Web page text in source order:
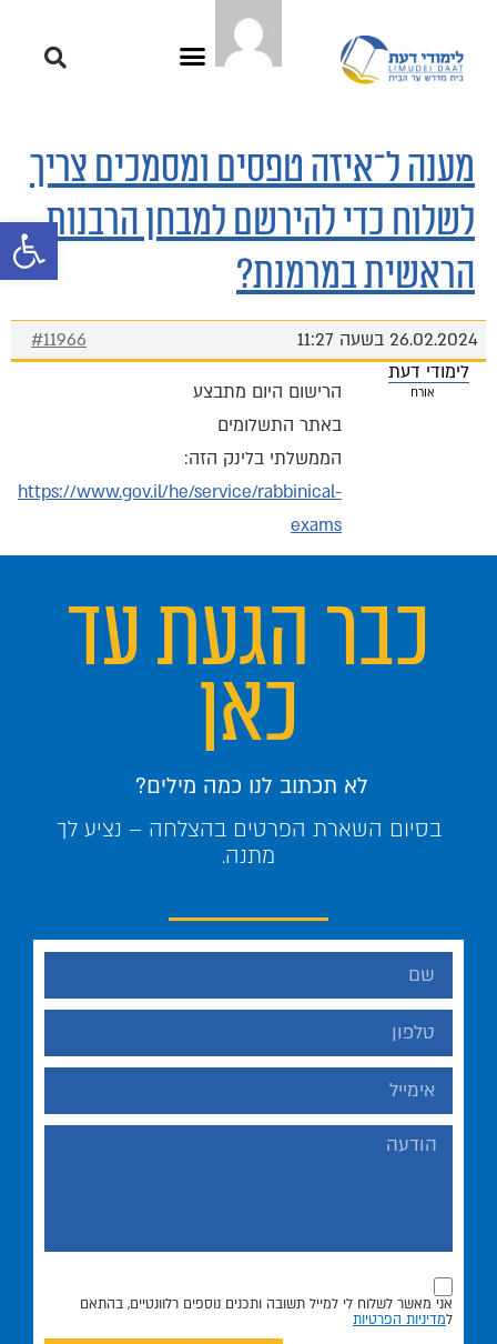
פתח
מענה ל־איזה טפסים ומסמכים צריך
לשלוח כדי להירשם למבחן הרבנות
הראשית במרמנת?
26.02.2024 בשעה 11:27
#11966
לימודי דעת
אורח
הרישום היום מתבצע
באתר התשלומים
הממשלתי בלינק הזה:
https://www.gov.il/he/service/rabbinical-
exams
כבר הגעת עד
כאן
לא תכתוב לנו כמה מילים?
בסיום השארת הפרטים בהצלחה – נציע לך
מתנה.
אני מאשר לשלוח לי למייל תשובה ותכנים נוספים רלוונטיים, בהתאם
למדיניות הפרטיות